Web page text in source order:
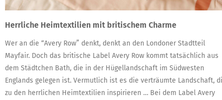
Herrliche Heimtextilien mit britischem Charme
Wer an die “Avery Row” denkt, denkt an den Londoner Stadtteil
Mayfair. Doch das britische Label Avery Row kommt tatsächlich aus
dem Städtchen Bath, die in der Hügellandschaft im Südwesten
Englands gelegen ist. Vermutlich ist es die verträumte Landschaft,
zu den herrlichen Heimtextilien inspirieren … Bei dem Label Avery